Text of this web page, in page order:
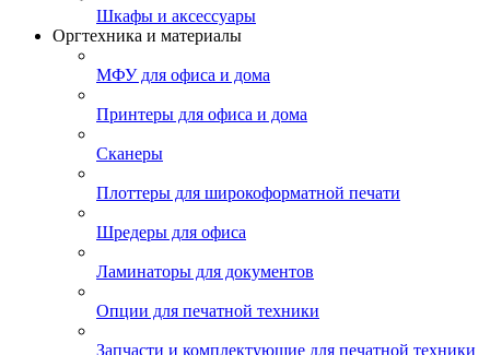
Шкафы и аксессуары
Оргтехника и материалы
МФУ для офиса и дома
Принтеры для офиса и дома
Сканеры
Плоттеры для широкоформатной печати
Шредеры для офиса
Ламинаторы для документов
Опции для печатной техники
Запчасти и комплектующие для печатной техники